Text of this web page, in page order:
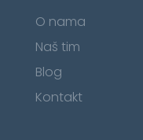
O nama
Naš tim
Blog
Kontakt